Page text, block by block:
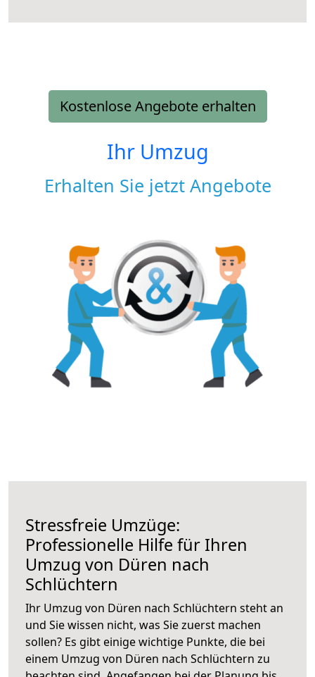
Kostenlose Angebote erhalten
Ihr Umzug
Erhalten Sie jetzt Angebote
Stressfreie Umzüge:
Professionelle Hilfe für Ihren
Umzug von Düren nach
Schlüchtern
Ihr Umzug von Düren nach Schlüchtern steht an
und Sie wissen nicht, was Sie zuerst machen
sollen? Es gibt einige wichtige Punkte, die bei
einem Umzug von Düren nach Schlüchtern zu